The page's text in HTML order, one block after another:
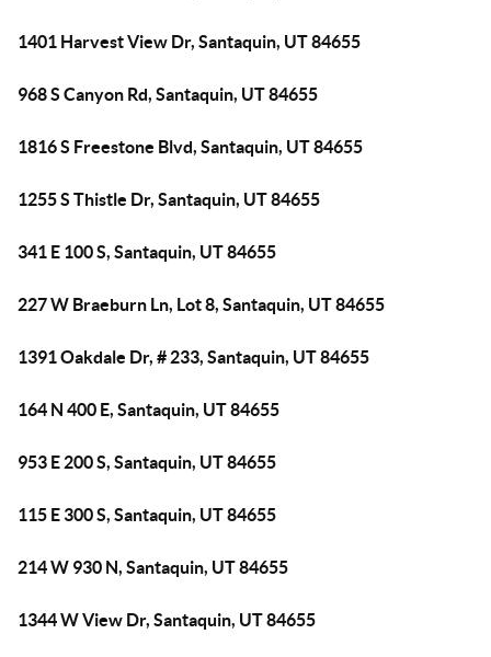
1401 Harvest View Dr, Santaquin, UT 84655
968 S Canyon Rd, Santaquin, UT 84655
1816 S Freestone Blvd, Santaquin, UT 84655
1255 S Thistle Dr, Santaquin, UT 84655
341 E 100 S, Santaquin, UT 84655
227 W Braeburn Ln, Lot 8, Santaquin, UT 84655
1391 Oakdale Dr, # 233, Santaquin, UT 84655
164 N 400 E, Santaquin, UT 84655
953 E 200 S, Santaquin, UT 84655
115 E 300 S, Santaquin, UT 84655
214 W 930 N, Santaquin, UT 84655
1344 W View Dr, Santaquin, UT 84655